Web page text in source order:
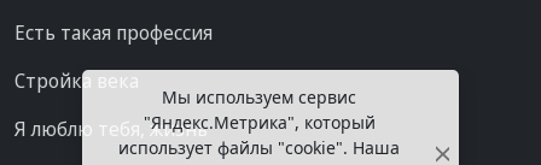
Есть такая профессия
Стройка века
Я люблю тебя, жизнь
Мы используем сервис
"Яндекс.Метрика", который
использует файлы "cookie". Наша